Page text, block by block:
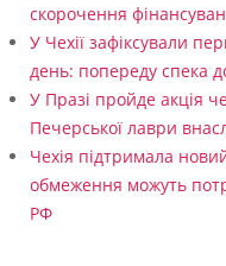
скорочення
У Чехії зафіксували
день: попереду спека
У Празі пройде акція
Печерської лаври
Чехія підтримала
обмеження можуть
РФ